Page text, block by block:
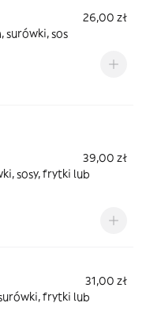
26,00 zł
surówki, sos
39,00 zł
sosy, frytki lub
31,00 zł
frytki lub